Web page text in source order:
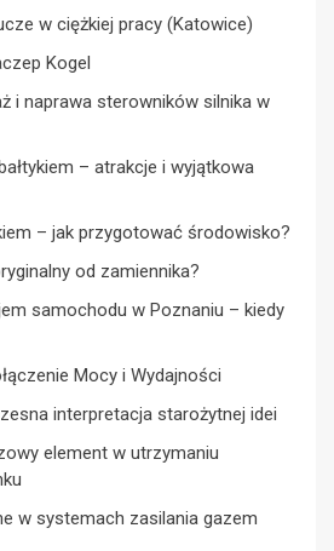
w ciężkiej pracy (Katowice)
Kogel
i naprawa sterowników silnika w
– atrakcje i wyjątkowa
– jak przygotować środowisko?
od zamiennika?
samochodu w Poznaniu – kiedy
Mocy i Wydajności
interpretacja starożytnej idei
element w utrzymaniu
w systemach zasilania gazem